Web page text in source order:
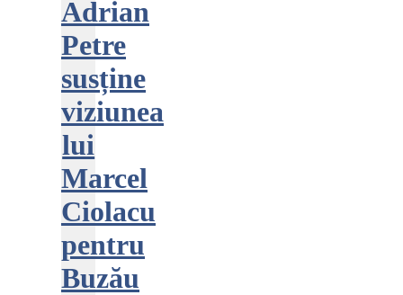
Adrian
Petre
susține
viziunea
lui
Marcel
Ciolacu
pentru
Buzău